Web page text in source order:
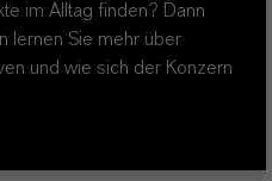
im Alltag finden? Dann
lernen Sie mehr über
und wie sich der Konzern